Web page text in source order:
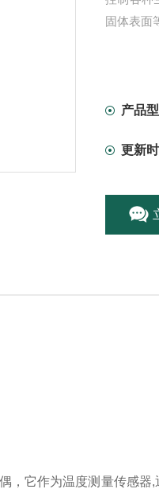
固体表面
产品型
更新时
，它作为温度测量传感器,